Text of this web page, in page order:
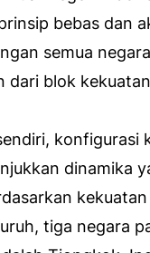
bebas dan
semua
dari blok
konfigurasi
dinamika
tiga negara